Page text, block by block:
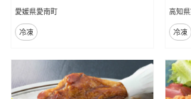
ント 贈り物 贈答 愛南サン・フィッシ
ュ
愛媛県愛南町
冷凍
高知
冷凍